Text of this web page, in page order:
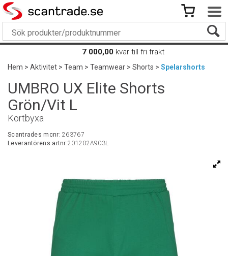
7 000,00 kvar till fri frakt
Hem>Aktivitet>Team>Teamwear>Shorts>Spelarshorts
UMBRO UX Elite Shorts
Grön/Vit L
Kortbyxa
Scantrades mcnr:263767
Leverantörens artnr:201202A903L